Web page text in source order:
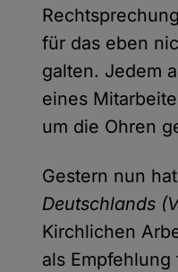
für das eben
galten. Jedem
eines
um die Ohren
Gestern nun
Deutschlands
Kirchlichen
als